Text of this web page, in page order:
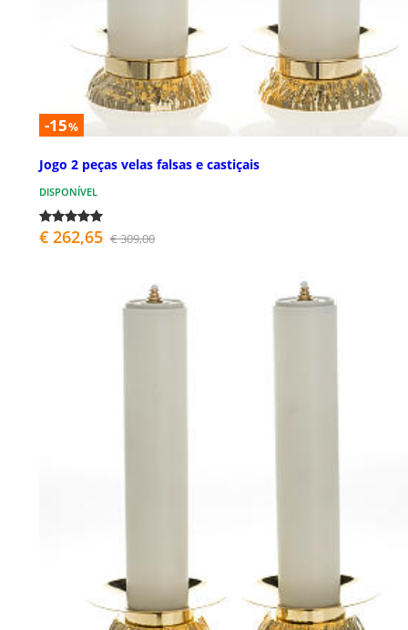
-15%
Jogo 2 peças velas falsas e castiçais
DISPONÍVEL
€ 262,65 € 309,00